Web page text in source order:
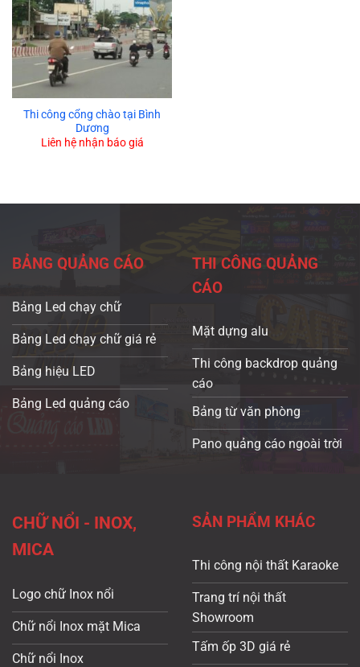
Thi công cổng chào tại Bình
Dương
Liên hệ nhận báo giá
BẢNG QUẢNG CÁO
Bảng Led chạy chữ
Bảng Led chạy chữ giá rẻ
Bảng hiệu LED
Bảng Led quảng cáo
THI CÔNG QUẢNG
CÁO
Mặt dựng alu
Thi công backdrop quảng
cáo
Bảng từ văn phòng
Pano quảng cáo ngoài trời
CHỮ NỔI - INOX,
MICA
Logo chữ Inox nổi
Chữ nổi Inox mặt Mica
Chữ nổi Inox
SẢN PHẨM KHÁC
Thi công nội thất Karaoke
Trang trí nội thất
Showroom
Tấm ốp 3D giá rẻ